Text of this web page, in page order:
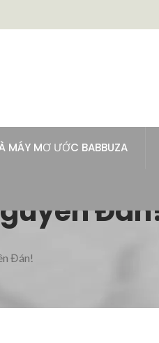
MÁY MƠ ƯỚC BABBUZA
Đán!